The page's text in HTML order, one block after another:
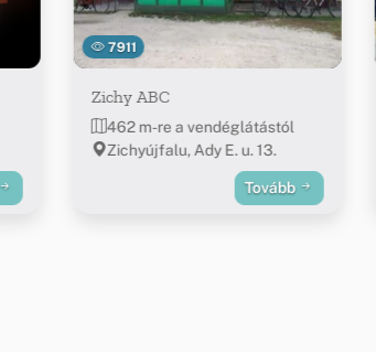
7911
Zichy ABC
462 m-re a vendéglátástól
Zichyújfalu, Ady E. u. 13.
Tovább